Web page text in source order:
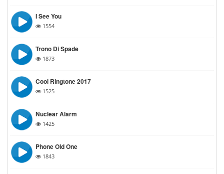
I See You
1554
Trono Di Spade
1873
Cool Ringtone 2017
1525
Nuclear Alarm
1425
Phone Old One
1843